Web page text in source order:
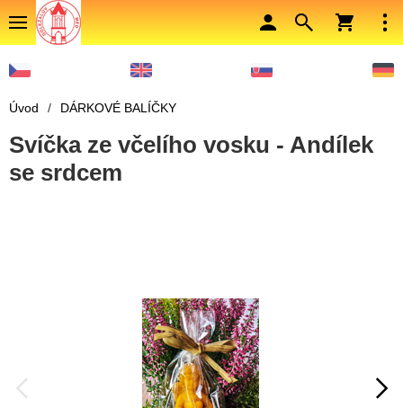
Úvod / DÁRKOVÉ BALÍČKY
Svíčka ze včelího vosku - Andílek
se srdcem